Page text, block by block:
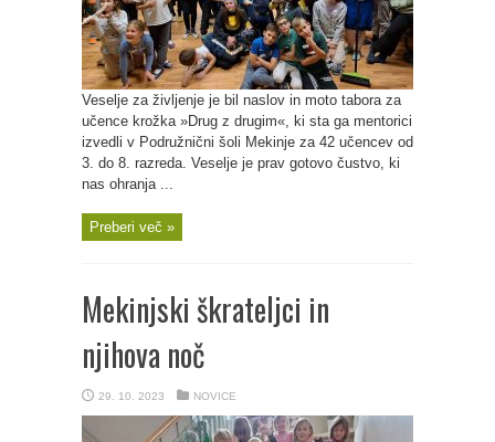
Veselje za življenje je bil naslov in moto tabora za
učence krožka »Drug z drugim«, ki sta ga mentorici
izvedli v Podružnični šoli Mekinje za 42 učencev od
3. do 8. razreda. Veselje je prav gotovo čustvo, ki
nas ohranja ...
Preberi več »
Mekinjski škrateljci in
njihova noč
29. 10. 2023 NOVICE